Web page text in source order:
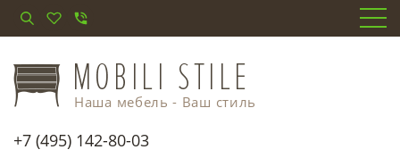
Наша мебель - Ваш стиль
+7 (495) 142-80-03